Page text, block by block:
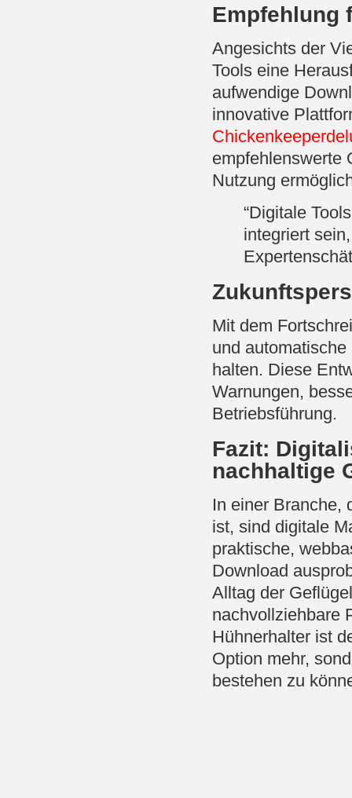
Empfehlung
Angesichts der
Tools eine
aufwendige
innovative
empfehlenswerte
Nutzung
“Digitale
integriert
Mit dem
und
halten. Diese
Warnungen,
Betriebsführung.
Fazit:
nachhaltige
In einer Branche,
ist, sind digitale
praktische,
Download
Alltag der
nachvollziehbare
Hühnerhalter ist
Option mehr,
bestehen zu